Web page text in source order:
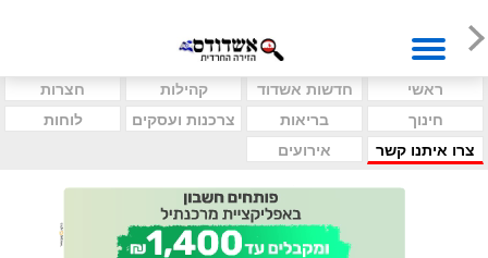
ראשי חדשות אשדוד קהילות
חצרות
חינוך
בריאות צרכנות ועסקים
לוחות
צרו איתנו קשר
אירועים